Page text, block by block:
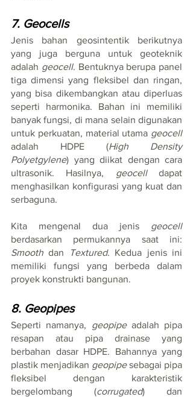
7. Geocells
Jenis bahan geosintentik berikutnya
yang juga berguna untuk geoteknik
adalah geocell. Bentuknya berupa panel
tiga dimensi yang fleksibel dan ringan,
yang bisa dikembangkan atau diperluas
seperti harmonika. Bahan ini memiliki
banyak fungsi, di mana selain digunakan
untuk perkuatan, material utama geocell
adalah HDPE (High Density
Polyetgylene) yang diikat dengan cara
ultrasonik. Hasilnya, geocell dapat
menghasilkan konfigurasi yang kuat dan
serbaguna.
Kita mengenal dua jenis geocell
Smooth dan Textured. Kedua jenis ini
memiliki fungsi yang berbeda dalam
proyek konstrukti bangunan.
8. Geopipes
Seperti namanya, geopipe adalah pipa
resapan atau pipa drainase yang
berbahan dasar HDPE. Bahannya yang
plastik menjadikan geopipe sebagai pipa
fleksibel dengan karakteristik
bergelombang (corrugated) dan